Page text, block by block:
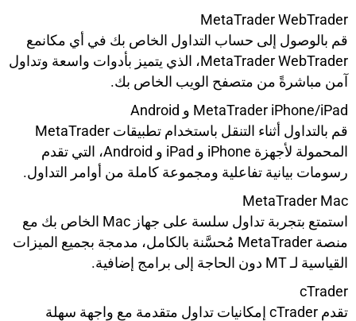
MetaTrader WebTrader
قم بالوصول إلى حساب التداول الخاص بك في أي مكانمع
MetaTrader WebTrader، الذي يتميز بأدوات واسعة وتداول
آمن مباشرةً من متصفح الويب الخاص بك.
MetaTrader iPhone/iPad و Android
قم بالتداول أثناء التنقل باستخدام تطبيقات MetaTrader
المحمولة لأجهزة iPhone و iPad و Android، التي تقدم
رسومات بيانية تفاعلية ومجموعة كاملة من أوامر التداول.
MetaTrader Mac
استمتع بتجربة تداول سلسة على جهاز Mac الخاص بك مع
منصة MetaTrader مُحسَّنة بالكامل، مدمجة بجميع الميزات
القياسية لـ MT دون الحاجة إلى برامج إضافية.
cTrader
تقدم cTrader إمكانيات تداول متقدمة مع واجهة سهلة